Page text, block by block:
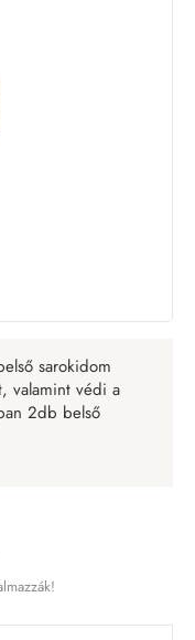
sarokidom
valamint védi a
2db belső